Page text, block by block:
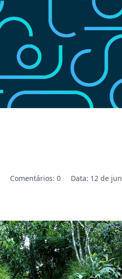
Comentários: 0 Data: 12 de